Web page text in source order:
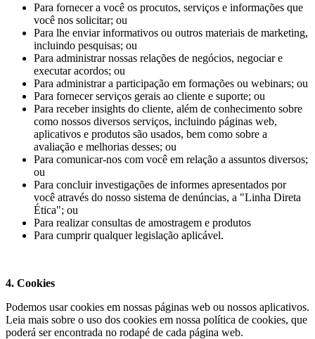
Para fornecer a você os procutos, serviços e informações que
você nos solicitar; ou
Para lhe enviar informativos ou outros materiais de marketing,
incluindo pesquisas; ou
Para administrar nossas relações de negócios, negociar e
executar acordos; ou
Para administrar a participação em formações ou webinars; ou
Para fornecer serviços gerais ao cliente e suporte; ou
Para receber insights do cliente, além de conhecimento sobre
como nossos diversos serviços, incluindo páginas web,
aplicativos e produtos são usados, bem como sobre a
avaliação e melhorias desses; ou
Para comunicar-nos com você em relação a assuntos diversos;
ou
Para concluir investigações de informes apresentados por
você através do nosso sistema de denúncias, a "Linha Direta
Ética"; ou
Para realizar consultas de amostragem e produtos
Para cumprir qualquer legislação aplicável.
4. Cookies
Podemos usar cookies em nossas páginas web ou nossos aplicativos.
Leia mais sobre o uso dos cookies em nossa política de cookies, que
poderá ser encontrada no rodapé de cada página web.